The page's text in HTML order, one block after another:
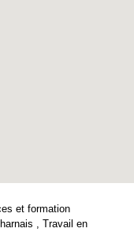
et formation
, Travail en